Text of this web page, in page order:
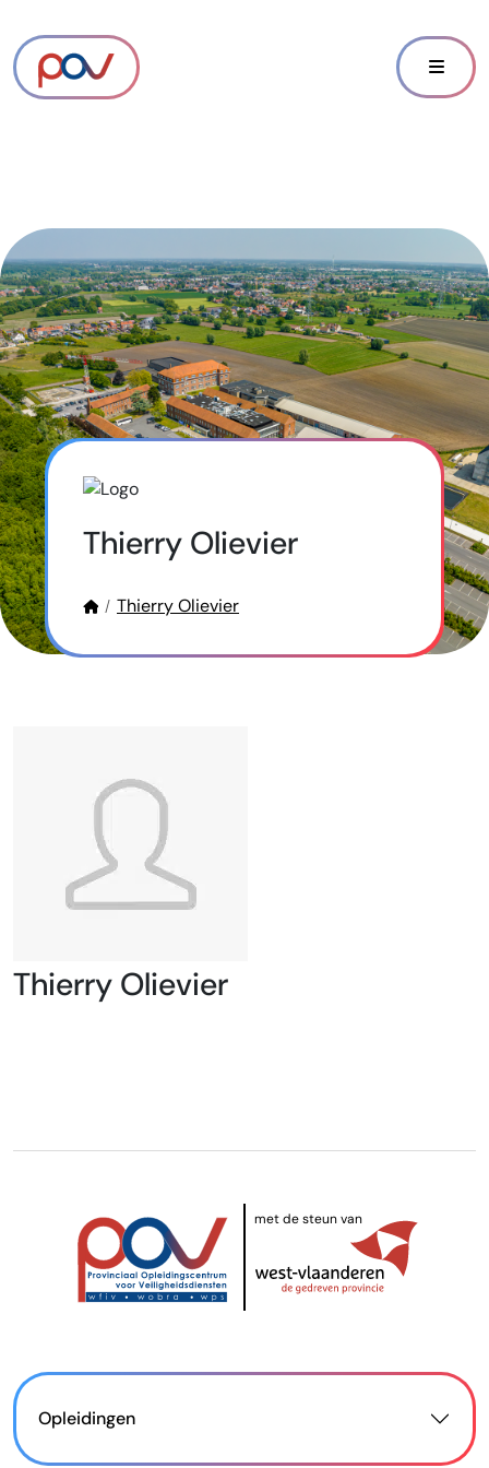
Thierry Olievier
Thierry Olievier
Thierry Olievier
met de steun van
Opleidingen